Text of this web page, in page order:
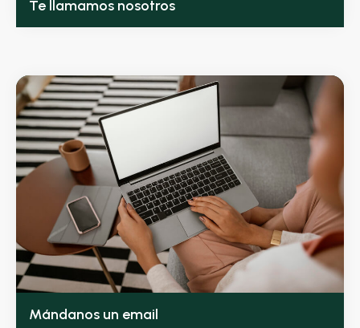
Te llamamos nosotros
Mándanos un email